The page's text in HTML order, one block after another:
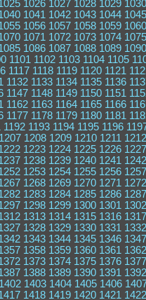
1026 1027 1028 1029 1030
1041 1042 1043 1044 1045
1056 1057 1058 1059 1060
1071 1072 1073 1074 1075
1086 1087 1088 1089 1090
1101 1102 1103 1104 1105
1117 1118 1119 1120 1121
1132 1133 1134 1135 1136
1147 1148 1149 1150 1151
1162 1163 1164 1165 1166
1177 1178 1179 1180 1181
1192 1193 1194 1195 1196
1207 1208 1209 1210 1211 1212
1223 1224 1225 1226 1227
1238 1239 1240 1241 1242
1253 1254 1255 1256 1257
1268 1269 1270 1271 1272
1283 1284 1285 1286 1287
1298 1299 1300 1301 1302
1313 1314 1315 1316 1317
1328 1329 1330 1331 1332
1343 1344 1345 1346 1347
1358 1359 1360 1361 1362
1373 1374 1375 1376 1377
1388 1389 1390 1391 1392
1402 1403 1404 1405 1406
1418 1419 1420 1421 1422